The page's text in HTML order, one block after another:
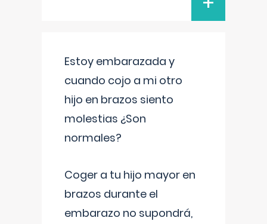
Estoy embarazada y
cuando cojo a mi otro
hijo en brazos siento
molestias ¿Son
normales?
Coger a tu hijo mayor en
brazos durante el
embarazo no supondrá,